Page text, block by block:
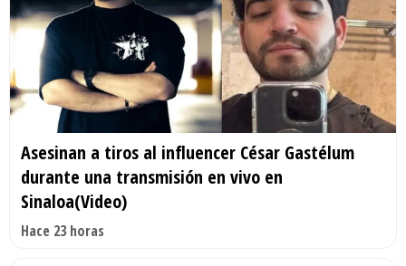
Asesinan a tiros al influencer César Gastélum
durante una transmisión en vivo en
Sinaloa(Video)
Hace 23 horas